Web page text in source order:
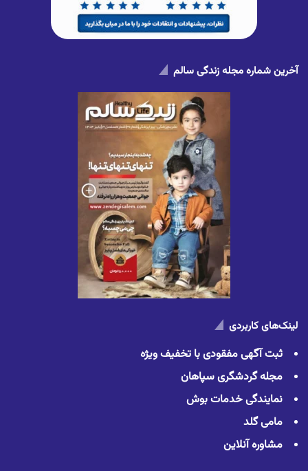
آخرین شماره مجله زندگی سالم
لینک‌های کاربردی
ثبت آگهی مفقودی با تخفیف ویژه
مجله گردشگری سپاهان
نمایندگی خدمات بوش
مامی گلد
مشاوره آنلاین